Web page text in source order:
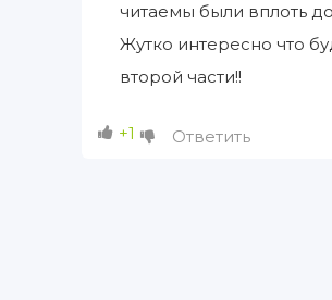
читаемы были вплоть
Жутко интересно что
второй части!!
+1 Ответить